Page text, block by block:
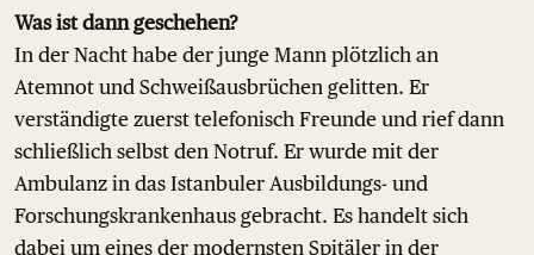
Was ist dann geschehen?
In der Nacht habe der junge Mann plötzlich an
Atemnot und Schweißausbrüchen gelitten. Er
verständigte zuerst telefonisch Freunde und rief dann
schließlich selbst den Notruf. Er wurde mit der
Ambulanz in das Istanbuler Ausbildungs- und
Forschungskrankenhaus gebracht. Es handelt sich
dabei um eines der modernsten Spitäler in der